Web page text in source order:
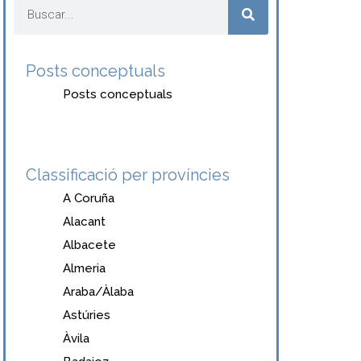
Posts conceptuals
Posts conceptuals
Classificació per províncies
A Coruña
Alacant
Albacete
Almeria
Araba/Àlaba
Astúries
Àvila